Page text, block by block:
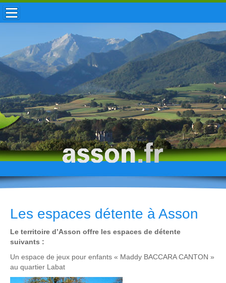
ACCUEIL / INFOS
MUNICIPALITÉ
VIE LOCALE
ENFANCE
TOURISME
HISTOIRE
Les espaces détente à Asson
Le territoire d’Asson offre les espaces de détente
suivants :
Un espace de jeux pour enfants « Maddy BACCARA CANTON »
au quartier Labat